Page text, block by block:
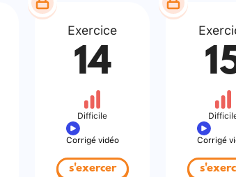
Exercice
14
Difficile
Corrigé vidéo
s'exercer
Corrigé